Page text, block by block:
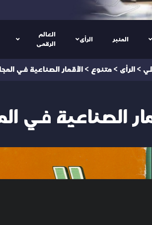
المنبر الرأى
العالم
الرقمى
> الرأى > متنوع > الأقمار الصناعية في
الصناعية في